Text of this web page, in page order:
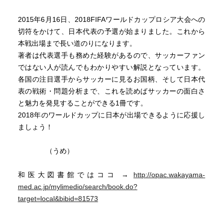
2015年6月16日、2018FIFAワールドカップロシア大会への
切符をかけて、日本代表の予選が始まりました。これから
本戦出場まで長い道のりになります。
著者は代表選手も務めた経験があるので、サッカーファン
ではない人が読んでもわかりやすい解説となっています。
各国の注目選手からサッカーに見るお国柄、そして日本代
表の戦術・問題分析まで、これを読めばサッカーの面白さ
と魅力を発見することができる1冊です。
2018年のワールドカップに日本が出場できるように応援し
ましょう！
（うめ）
和医大図書館ではココ → http://opac.wakayama-
med.ac.jp/mylimedio/search/book.do?
target=local&bibid=81573